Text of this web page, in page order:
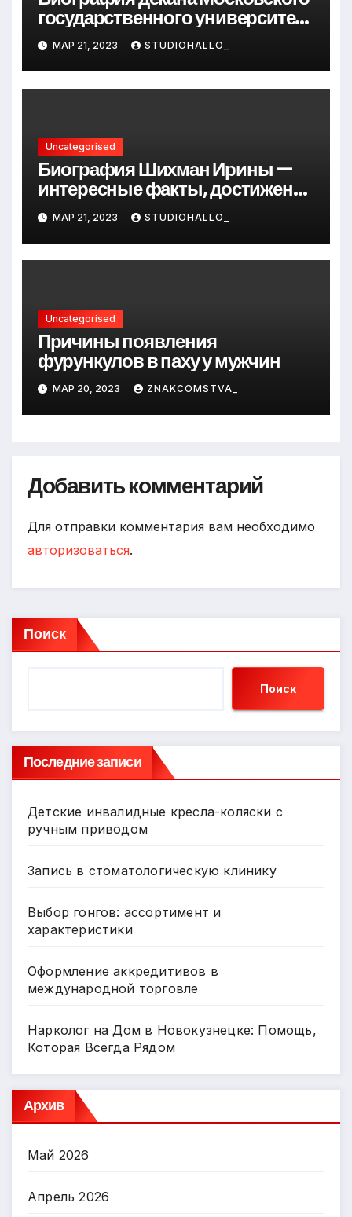
государственного университета
Андрея Сидорова — от студента
до руководителя
МАР 21, 2023 STUDIOHALLO_
Uncategorised
Биография Шихман Ирины —
интересные факты, достижения
и путь к успеху
МАР 21, 2023 STUDIOHALLO_
Uncategorised
Причины появления
фурункулов в паху у мужчин
МАР 20, 2023 ZNAKCOMSTVA_
Добавить комментарий
Для отправки комментария вам необходимо
авторизоваться.
Поиск
Поиск
Последние записи
Детские инвалидные кресла-коляски с
ручным приводом
Запись в стоматологическую клинику
Выбор гонгов: ассортимент и
характеристики
Оформление аккредитивов в
международной торговле
Нарколог на Дом в Новокузнецке: Помощь,
Которая Всегда Рядом
Архив
Май 2026
Апрель 2026